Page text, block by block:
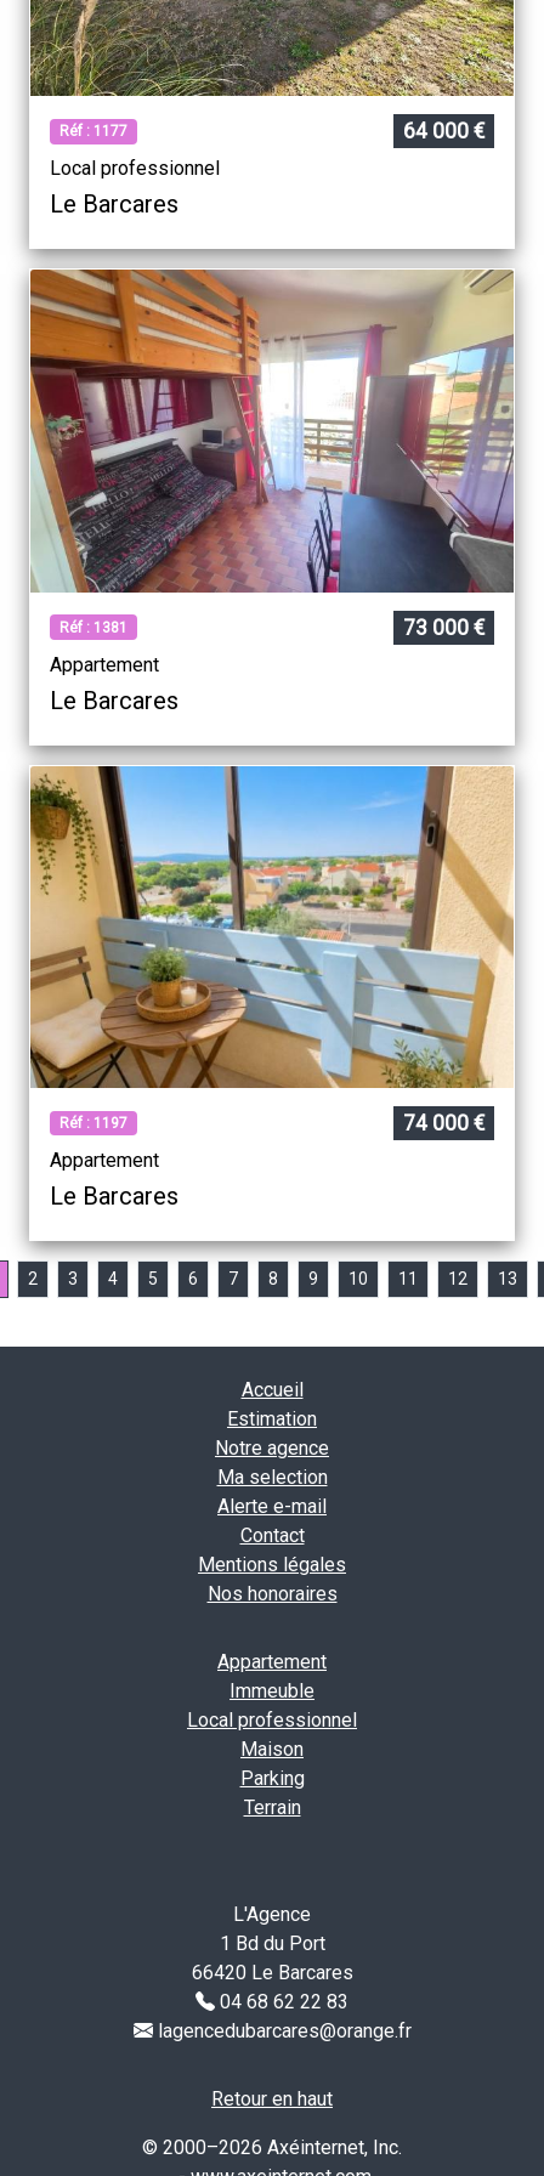
Réf : 1177 64 000 €
Local professionnel
Le Barcares
Réf : 1381 73 000 €
Appartement
Le Barcares
Réf : 1197 74 000 €
Appartement
Le Barcares
2 3 4 5 6 7 8 9 10 11 12 13
Accueil
Estimation
Notre agence
Ma selection
Alerte e-mail
Contact
Mentions légales
Nos honoraires
Appartement
Immeuble
Local professionnel
Maison
Parking
Terrain
L'Agence
1 Bd du Port
66420 Le Barcares
04 68 62 22 83
lagencedubarcares@orange.fr
Retour en haut
© 2000–2026 Axéinternet, Inc.